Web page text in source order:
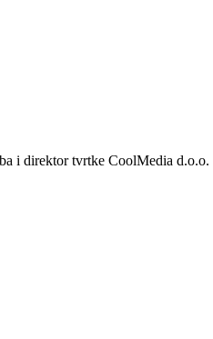
i direktor tvrtke CoolMedia d.o.o.